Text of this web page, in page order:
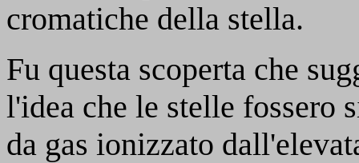
cromatiche della stella.
Fu questa scoperta che
l'idea che le stelle fossero
da gas ionizzato